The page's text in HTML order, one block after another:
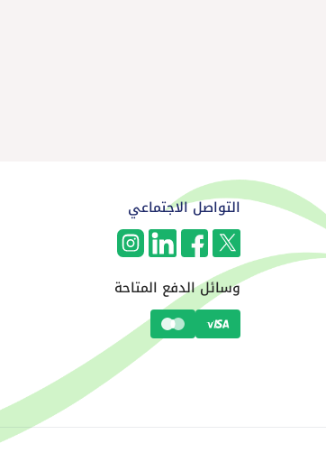
التواصل الاجتماعي
وسائل الدفع المتاحة